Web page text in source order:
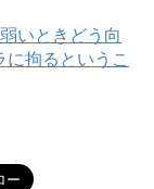
いときどう向
に拘るというこ